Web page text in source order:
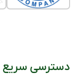
دسترسی سریع